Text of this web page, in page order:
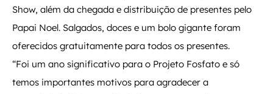
Show, além da chegada e distribuição de presentes pelo
Papai Noel. Salgados, doces e um bolo gigante foram
oferecidos gratuitamente para todos os presentes.
“Foi um ano significativo para o Projeto Fosfato e só
temos importantes motivos para agradecer a